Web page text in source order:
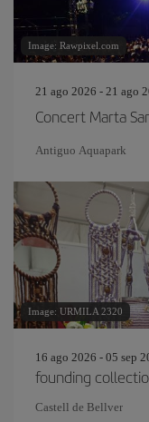
Image: Rawpixel.com
21 ago 2026 - 21 ago
Concert Marta
Antiguo Aquapark
Image: URMILA 2320
16 ago 2026 - 05 sep
founding
Castell de Bellver